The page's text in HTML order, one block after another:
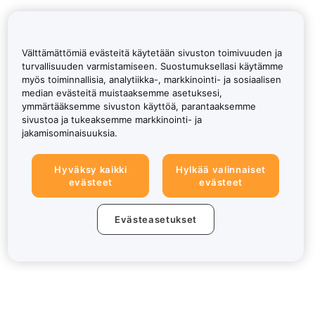
Välttämättömiä evästeitä käytetään sivuston toimivuuden ja
turvallisuuden varmistamiseen. Suostumuksellasi käytämme
myös toiminnallisia, analytiikka-, markkinointi- ja sosiaalisen
median evästeitä muistaaksemme asetuksesi,
ymmärtääksemme sivuston käyttöä, parantaaksemme
sivustoa ja tukeaksemme markkinointi- ja
jakamisominaisuuksia.
Hyväksy kaikki
evästeet
Hylkää valinnaiset
evästeet
Evästeasetukset